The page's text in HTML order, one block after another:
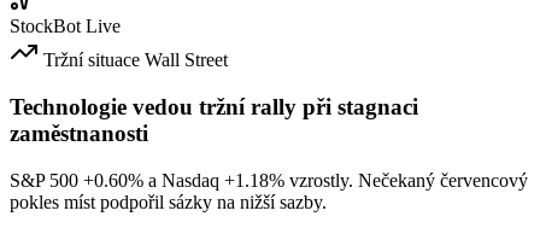
StockBot Live
Tržní situace Wall Street
Technologie vedou tržní rally při stagnaci
zaměstnanosti
S&P 500 +0.60% a Nasdaq +1.18% vzrostly. Nečekaný červencový
pokles míst podpořil sázky na nižší sazby.